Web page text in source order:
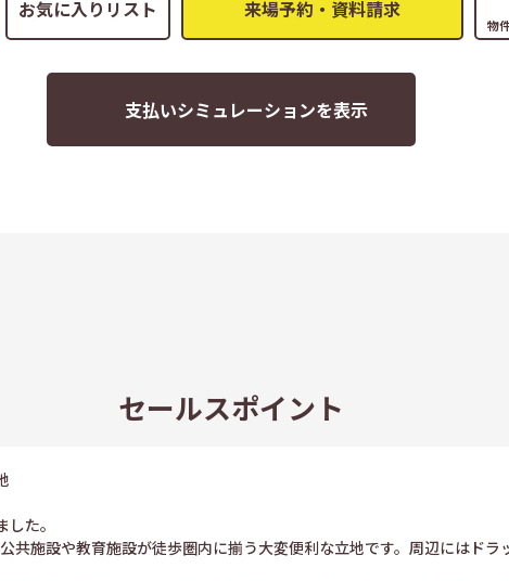
お気に入りリスト
物
支払いシミュレーションを表示
セールスポイント
た。
共施設や教育施設が徒歩圏内に揃う大変便利な立地です。周辺にはドラ